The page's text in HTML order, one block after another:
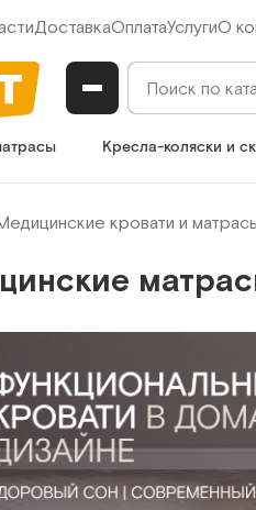
ДоставкаОплатаУслугиО
Кресла-коляски и
кровати и